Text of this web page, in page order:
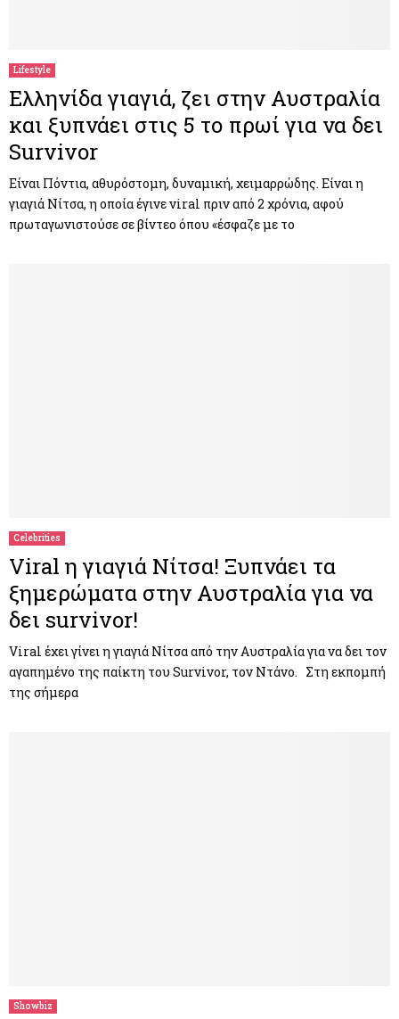
Lifestyle
Ελληνίδα γιαγιά, ζει στην Αυστραλία
και ξυπνάει στις 5 το πρωί για να δει
Survivor
Είναι Πόντια, αθυρόστομη, δυναμική, χειμαρρώδης. Είναι η
γιαγιά Νίτσα, η οποία έγινε viral πριν από 2 χρόνια, αφού
πρωταγωνιστούσε σε βίντεο όπου «έσφαζε με το
Celebrities
Viral η γιαγιά Νίτσα! Ξυπνάει τα
ξημερώματα στην Αυστραλία για να
δει survivor!
Viral έχει γίνει η γιαγιά Νίτσα από την Αυστραλία για να δει τον
αγαπημένο της παίκτη του Survivor, τον Ντάνο. Στη εκπομπή
της σήμερα
Showbiz